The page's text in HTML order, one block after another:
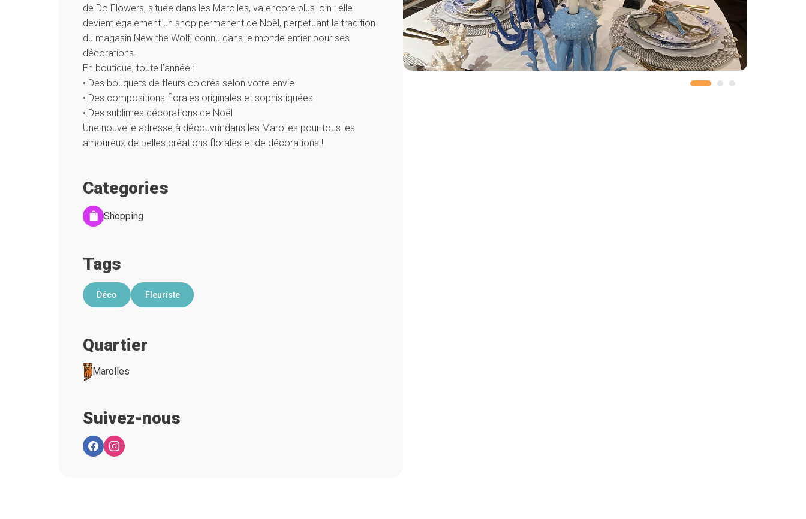
de Do Flowers, située dans les Marolles, va encore plus loin : elle
devient également un shop permanent de Noël, perpétuant la tradition
du magasin New the Wolf, connu dans le monde entier pour ses
décorations.
En boutique, toute l’année :
•⁠ ⁠Des bouquets de fleurs colorés selon votre envie
•⁠ ⁠⁠Des compositions florales originales et sophistiquées
•⁠ ⁠⁠Des sublimes décorations de Noël
Une nouvelle adresse à découvrir dans les Marolles pour tous les
amoureux de belles créations florales et de décorations !
Categories
Shopping
Tags
Déco Fleuriste
Quartier
Marolles
Suivez-nous